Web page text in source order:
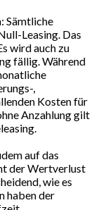
Sämtliche
Leasing. Das
wird auch zu
fällig. Während
,
Kosten für
Anzahlung gilt
auf das
der Wertverlust
wie es
haben der